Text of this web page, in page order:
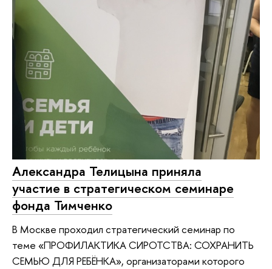
Александра Телицына приняла
участие в стратегическом семинаре
фонда Тимченко
В Москве проходил стратегический семинар по
теме «ПРОФИЛАКТИКА СИРОТСТВА: СОХРАНИТЬ
СЕМЬЮ ДЛЯ РЕБЁНКА», организаторами которого